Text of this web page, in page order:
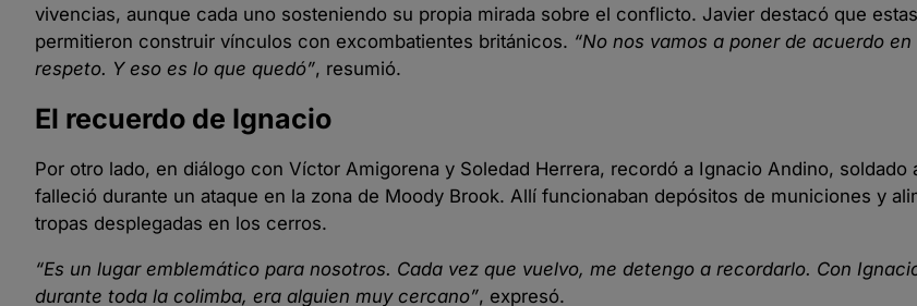
vivencias, aunque cada uno sosteniendo su propia mirada sobre el conflicto. Javier destacó que
permitieron construir vínculos con excombatientes británicos. “No nos vamos a poner de acuerdo
respeto. Y eso es lo que quedó”, resumió.
El recuerdo de Ignacio
Por otro lado, en diálogo con Víctor Amigorena y Soledad Herrera, recordó a Ignacio Andino, soldado
falleció durante un ataque en la zona de Moody Brook. Allí funcionaban depósitos de municiones y
tropas desplegadas en los cerros.
“Es un lugar emblemático para nosotros. Cada vez que vuelvo, me detengo a recordarlo. Con
durante toda la colimba, era alguien muy cercano”, expresó.